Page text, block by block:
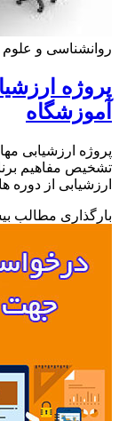
و علوم
ارزشیابی
مفاهیم برنامه
از دوره های…
مطالب بیشتر